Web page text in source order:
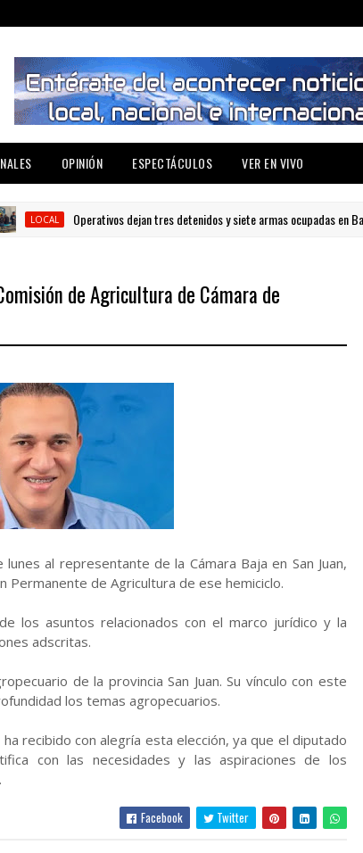
OPINIÓN ESPECTÁCULOS VER EN VIVO
Operativos dejan tres detenidos y siete armas ocupadas en Barahona
de Agricultura de Cámara de
al representante de la Cámara Baja en San Juan,
Permanente de Agricultura de ese hemiciclo.
los asuntos relacionados con el marco jurídico y la
adscritas.
de la provincia San Juan. Su vínculo con este
los temas agropecuarios.
recibido con alegría esta elección, ya que el diputado
con las necesidades y las aspiraciones de los
Facebook Twitter